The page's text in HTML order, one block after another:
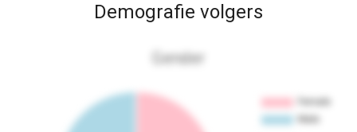
Demografie volgers
Gender